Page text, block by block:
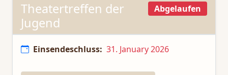
Theatertreffen der
Jugend
Abgelaufen
Einsendeschluss: 31. January 2026